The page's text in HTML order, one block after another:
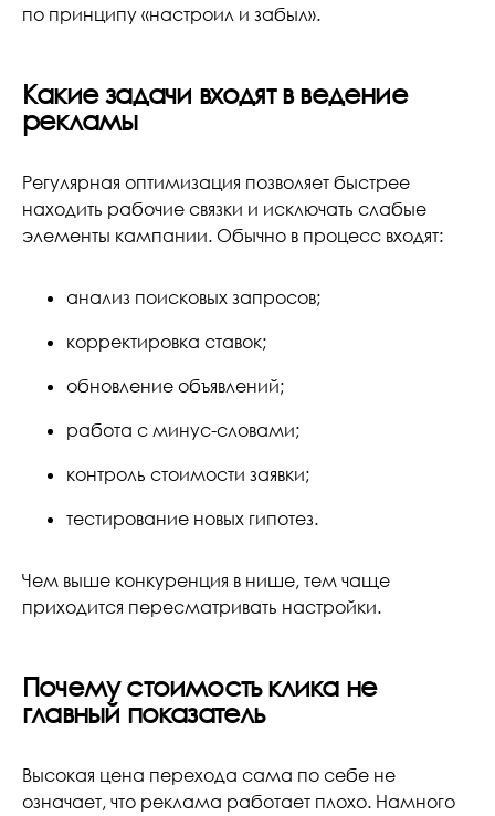
по принципу «настроил и забыл».
Какие задачи входят в ведение
рекламы
Регулярная оптимизация позволяет быстрее
находить рабочие связки и исключать слабые
элементы кампании. Обычно в процесс входят:
анализ поисковых запросов;
корректировка ставок;
обновление объявлений;
работа с минус-словами;
контроль стоимости заявки;
тестирование новых гипотез.
Чем выше конкуренция в нише, тем чаще
приходится пересматривать настройки.
Почему стоимость клика не
главный показатель
Высокая цена перехода сама по себе не
означает, что реклама работает плохо. Намного